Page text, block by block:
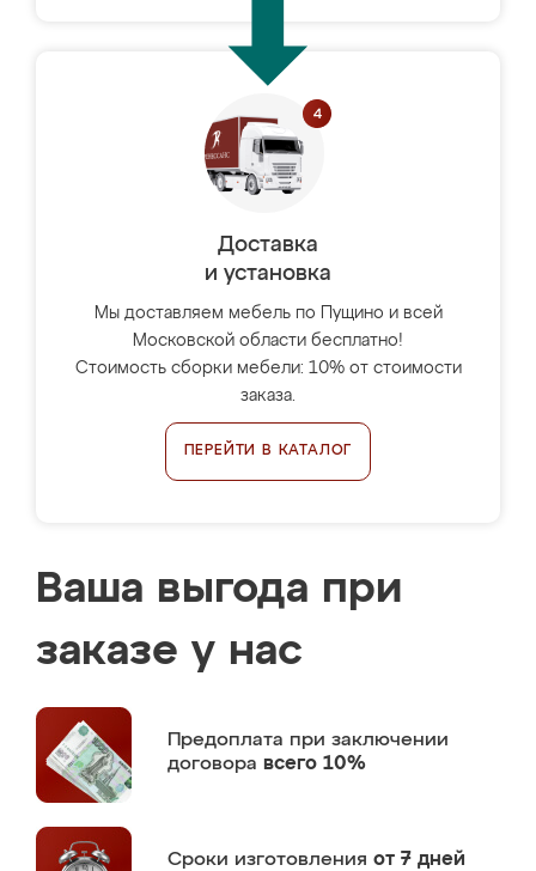
Доставка
и установка
Мы доставляем мебель по Пущино и всей
Московской области бесплатно!
Стоимость сборки мебели: 10% от стоимости
заказа.
ПЕРЕЙТИ В КАТАЛОГ
Ваша выгода при
заказе у нас
Предоплата при заключении
договора всего 10%
Сроки изготовления от 7 дней